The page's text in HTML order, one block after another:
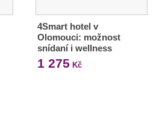
4Smart hotel v
Olomouci: možnost
snídaní i wellness
1 275 Kč